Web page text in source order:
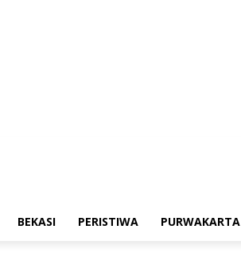
BEKASI PERISTIWA PURWAKARTA